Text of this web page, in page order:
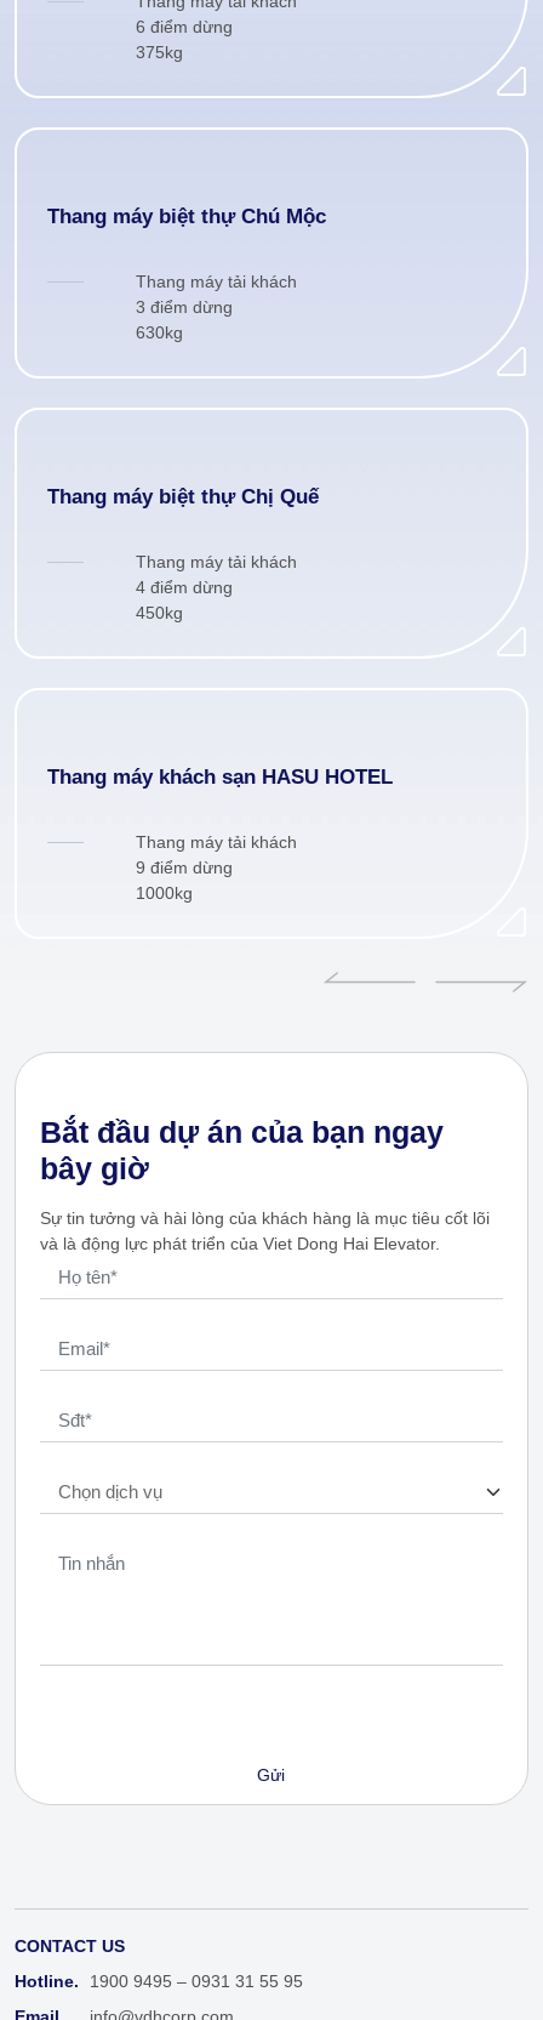
6 điểm dừng
375kg
Thang máy biệt thự Chú Mộc
Thang máy tải khách
3 điểm dừng
630kg
Thang máy biệt thự Chị Quế
Thang máy tải khách
4 điểm dừng
450kg
Thang máy khách sạn HASU HOTEL
Thang máy tải khách
9 điểm dừng
1000kg
Bắt đầu dự án của bạn ngay
bây giờ
Sự tin tưởng và hài lòng của khách hàng là mục tiêu cốt lõi
và là động lực phát triển của Viet Dong Hai Elevator.
CONTACT US
Hotline.
1900 9495 – 0931 31 55 95